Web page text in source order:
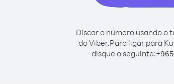
Discar o número usando o
do Viber.Para ligar para
disque o seguinte:+965